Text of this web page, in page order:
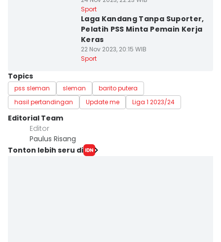
Sport
Laga Kandang Tanpa Suporter,
Pelatih PSS Minta Pemain Kerja
Keras
22 Nov 2023, 20:15 WIB
Sport
Topics
pss sleman sleman
barito putera
hasil pertandingan
Update me Liga 1 2023/24
Editorial Team
Editor
Paulus Risang
Tonton lebih seru di